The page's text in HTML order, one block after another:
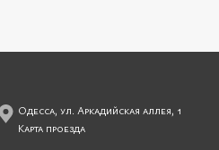
Одесса, ул. Аркадийская аллея, 1
Карта проезда